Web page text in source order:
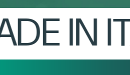
IN